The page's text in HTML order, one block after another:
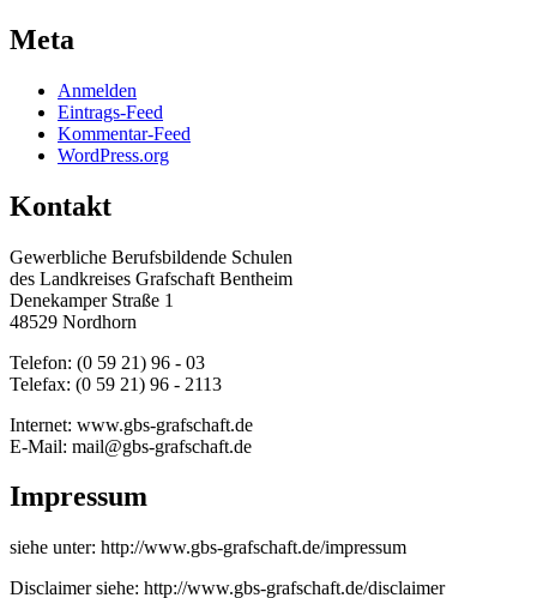
Meta
Anmelden
Eintrags-Feed
Kommentar-Feed
WordPress.org
Kontakt
Gewerbliche Berufsbildende Schulen
des Landkreises Grafschaft Bentheim
Denekamper Straße 1
48529 Nordhorn
Telefon: (0 59 21) 96 - 03
Telefax: (0 59 21) 96 - 2113
Internet: www.gbs-grafschaft.de
E-Mail: mail@gbs-grafschaft.de
Impressum
siehe unter: http://www.gbs-grafschaft.de/impressum
Disclaimer siehe: http://www.gbs-grafschaft.de/disclaimer